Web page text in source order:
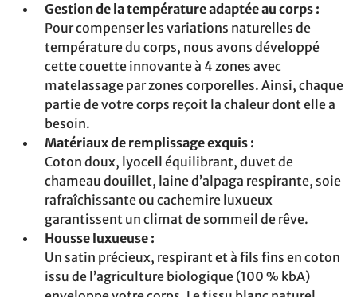
Gestion de la température adaptée au corps :
Pour compenser les variations naturelles de
température du corps, nous avons développé
cette couette innovante à 4 zones avec
matelassage par zones corporelles. Ainsi, chaque
partie de votre corps reçoit la chaleur dont elle a
besoin.
Matériaux de remplissage exquis :
Coton doux, lyocell équilibrant, duvet de
chameau douillet, laine d’alpaga respirante, soie
rafraîchissante ou cachemire luxueux
garantissent un climat de sommeil de rêve.
Housse luxueuse :
Un satin précieux, respirant et à fils fins en coton
issu de l’agriculture biologique (100 % kbA)